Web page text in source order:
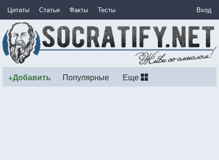
Цитаты Статьи Факты Тесты Вход
+Добавить Популярные Еще